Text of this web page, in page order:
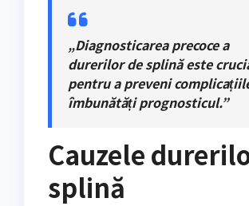
„Diagnosticarea precoce a
durerilor de splină este
pentru a preveni
îmbunătăți prognosticul.”
Cauzele
splină